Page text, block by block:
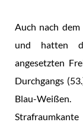
Auch nach
und hatten
angesetzten
Durchgangs
Blau-